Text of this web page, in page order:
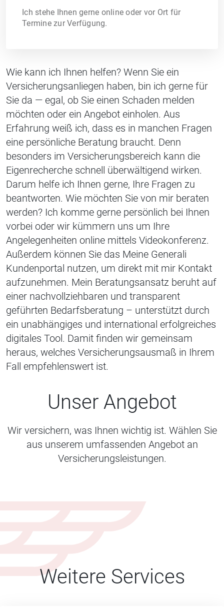
Ich stehe Ihnen gerne online oder vor Ort für
Termine zur Verfügung.
Wie kann ich Ihnen helfen? Wenn Sie ein
Versicherungsanliegen haben, bin ich gerne für
Sie da — egal, ob Sie einen Schaden melden
möchten oder ein Angebot einholen. Aus
Erfahrung weiß ich, dass es in manchen Fragen
eine persönliche Beratung braucht. Denn
besonders im Versicherungsbereich kann die
Eigenrecherche schnell überwältigend wirken.
Darum helfe ich Ihnen gerne, Ihre Fragen zu
beantworten. Wie möchten Sie von mir beraten
werden? Ich komme gerne persönlich bei Ihnen
vorbei oder wir kümmern uns um Ihre
Angelegenheiten online mittels Videokonferenz.
Außerdem können Sie das Meine Generali
Kundenportal nutzen, um direkt mit mir Kontakt
aufzunehmen. Mein Beratungsansatz beruht auf
einer nachvollziehbaren und transparent
geführten Bedarfsberatung – unterstützt durch
ein unabhängiges und international erfolgreiches
digitales Tool. Damit finden wir gemeinsam
heraus, welches Versicherungsausmaß in Ihrem
Fall empfehlenswert ist.
Unser Angebot
Wir versichern, was Ihnen wichtig ist. Wählen Sie
aus unserem umfassenden Angebot an
Versicherungsleistungen.
Weitere Services